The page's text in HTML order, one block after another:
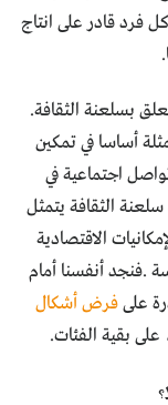
فرد قادر على انتاج
بسلعنة الثقافة.
أساسا في تمكين
اجتماعية في
الثقافة يتمثل
الاقتصادية
.فنجد أنفسنا أمام
علىفرض أشكال
بقية الفئات.